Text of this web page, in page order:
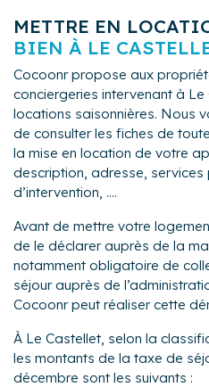
METTRE EN
BIEN À LE
Cocoonr propose aux
conciergeries intervenant à
locations saisonnières. Nous
de consulter les fiches de
la mise en location de votre
description, adresse,
d’intervention, ....
Avant de mettre votre
de le déclarer auprès de la
notamment obligatoire de
séjour auprès de
Cocoonr peut réaliser cette
À Le Castellet, selon la
les montants de la taxe de
décembre sont les suivants :